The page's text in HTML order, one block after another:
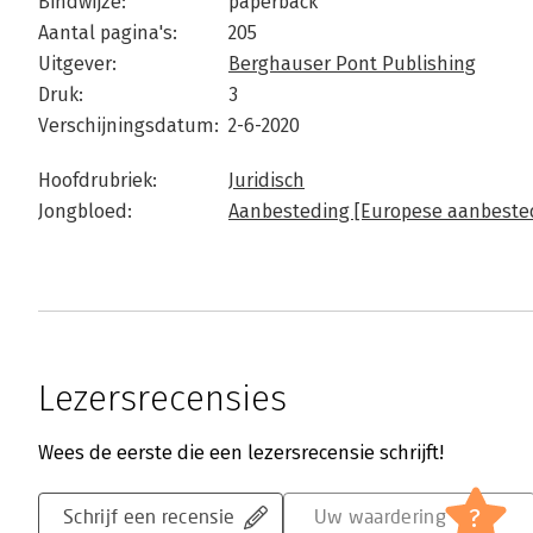
Aantal pagina's:
205
Uitgever:
Berghauser Pont Publishing
Druk:
3
Verschijningsdatum: 2-6-2020
Hoofdrubriek:
Juridisch
Jongbloed:
Aanbesteding [Europese
Lezersrecensies
Wees de eerste die een lezersrecensie schrijft!
Schrijf een recensie Uw waardering ?